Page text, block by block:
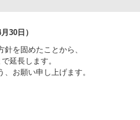
30日）
を固めたことから、
延長します。
お願い申し上げます。